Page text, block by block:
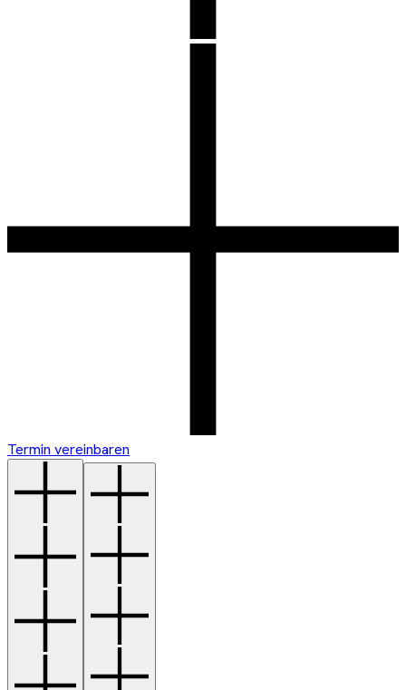
Termin vereinbaren